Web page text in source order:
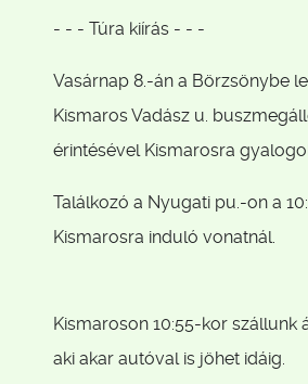
- - - Túra kiírás - - -
Vasárnap 8.-án a Börzsönybe
Kismaros Vadász u.
érintésével Kismarosra
Találkozó a Nyugati pu.-on a
Kismarosra induló vonatnál.
Kismaroson 10:55-kor szállunk
aki akar autóval is jöhet idáig.